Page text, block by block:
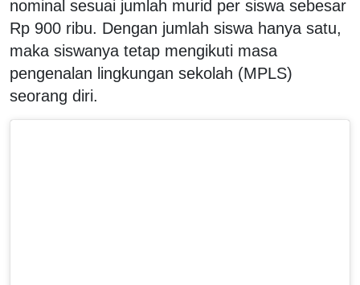
nominal sesuai jumlah murid per siswa sebesar
Rp 900 ribu. Dengan jumlah siswa hanya satu,
maka siswanya tetap mengikuti masa
pengenalan lingkungan sekolah (MPLS)
seorang diri.